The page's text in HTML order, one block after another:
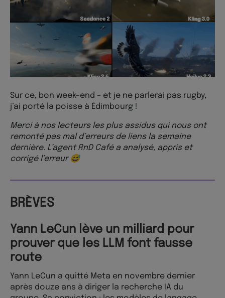
Sur ce, bon week-end – et je ne parlerai pas rugby,
j’ai porté la poisse à Édimbourg !
Merci à nos lecteurs les plus assidus qui nous ont
remonté pas mal d’erreurs de liens la semaine
dernière. L’agent RnD Café a analysé, appris et
corrigé l’erreur 😅
BRÈVES
Yann LeCun lève un milliard pour
prouver que les LLM font fausse
route
Yann LeCun a quitté Meta en novembre dernier
après douze ans à diriger la recherche IA du